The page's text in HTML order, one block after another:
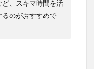
ど、スキマ時間を活
るのがおすすめで